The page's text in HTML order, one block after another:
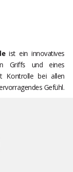
ist ein innovatives
Griffs und eines
Kontrolle bei allen
Gefühl.